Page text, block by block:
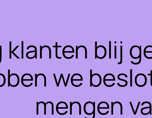
klanten blij
we
mengen